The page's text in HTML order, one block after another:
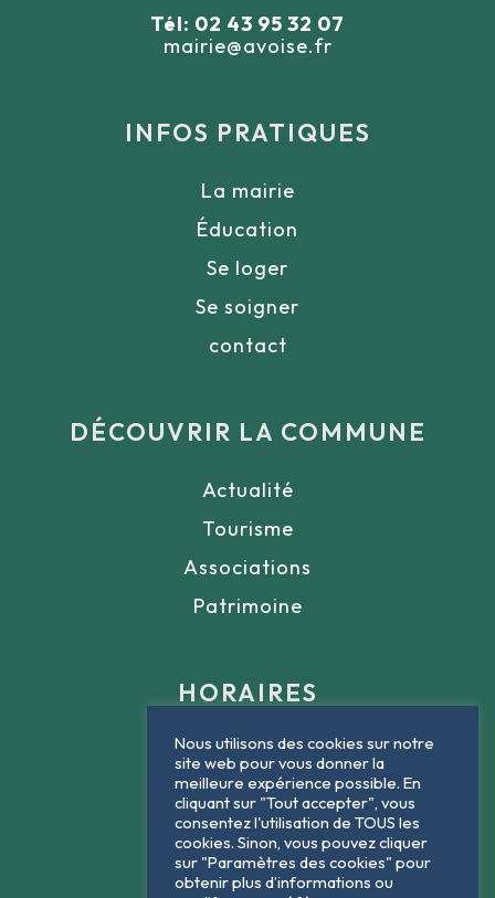
Tél: 02 43 95 32 07
mairie@avoise.fr
INFOS PRATIQUES
La mairie
Éducation
Se loger
Se soigner
contact
DÉCOUVRIR LA COMMUNE
Actualité
Tourisme
Associations
Patrimoine
HORAIRES
Lundi : 9h - 12h
Mardi : 9h - 12h
Jeudi : 9h - 12h
Vendredi : 9h - 12h
Nous utilisons des cookies sur notre
site web pour vous donner la
meilleure expérience possible. En
cliquant sur "Tout accepter", vous
consentez l'utilisation de TOUS les
cookies. Sinon, vous pouvez cliquer
sur "Paramètres des cookies" pour
obtenir plus d’informations ou